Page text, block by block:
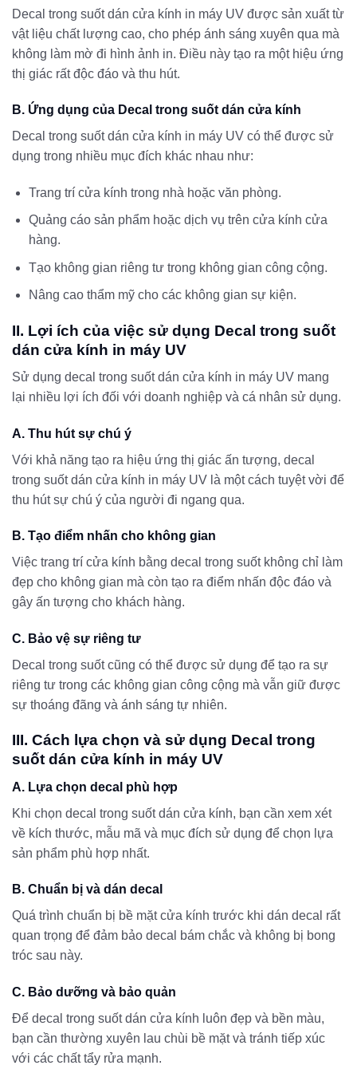
Decal trong suốt dán cửa kính in máy UV được sản xuất từ
vật liệu chất lượng cao, cho phép ánh sáng xuyên qua mà
không làm mờ đi hình ảnh in. Điều này tạo ra một hiệu ứng
thị giác rất độc đáo và thu hút.
B. Ứng dụng của Decal trong suốt dán cửa kính
Decal trong suốt dán cửa kính in máy UV có thể được sử
dụng trong nhiều mục đích khác nhau như:
Trang trí cửa kính trong nhà hoặc văn phòng.
Quảng cáo sản phẩm hoặc dịch vụ trên cửa kính cửa
hàng.
Tạo không gian riêng tư trong không gian công cộng.
Nâng cao thẩm mỹ cho các không gian sự kiện.
II. Lợi ích của việc sử dụng Decal trong suốt
dán cửa kính in máy UV
Sử dụng decal trong suốt dán cửa kính in máy UV mang
lại nhiều lợi ích đối với doanh nghiệp và cá nhân sử dụng.
A. Thu hút sự chú ý
Với khả năng tạo ra hiệu ứng thị giác ấn tượng, decal
trong suốt dán cửa kính in máy UV là một cách tuyệt vời để
thu hút sự chú ý của người đi ngang qua.
B. Tạo điểm nhấn cho không gian
Việc trang trí cửa kính bằng decal trong suốt không chỉ làm
đẹp cho không gian mà còn tạo ra điểm nhấn độc đáo và
gây ấn tượng cho khách hàng.
C. Bảo vệ sự riêng tư
Decal trong suốt cũng có thể được sử dụng để tạo ra sự
riêng tư trong các không gian công cộng mà vẫn giữ được
sự thoáng đãng và ánh sáng tự nhiên.
III. Cách lựa chọn và sử dụng Decal trong
suốt dán cửa kính in máy UV
A. Lựa chọn decal phù hợp
Khi chọn decal trong suốt dán cửa kính, bạn cần xem xét
về kích thước, mẫu mã và mục đích sử dụng để chọn lựa
sản phẩm phù hợp nhất.
B. Chuẩn bị và dán decal
Quá trình chuẩn bị bề mặt cửa kính trước khi dán decal rất
quan trọng để đảm bảo decal bám chắc và không bị bong
tróc sau này.
C. Bảo dưỡng và bảo quản
Để decal trong suốt dán cửa kính luôn đẹp và bền màu,
bạn cần thường xuyên lau chùi bề mặt và tránh tiếp xúc
với các chất tẩy rửa mạnh.